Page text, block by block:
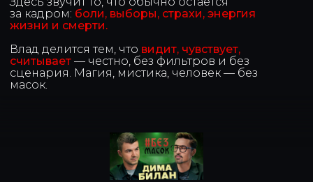
за кадром: боли, выборы, страхи, энергия
жизни и смерти.
Влад делится тем, что видит, чувствует,
считывает — честно, без фильтров и без
сценария. Магия, мистика, человек — без
масок.